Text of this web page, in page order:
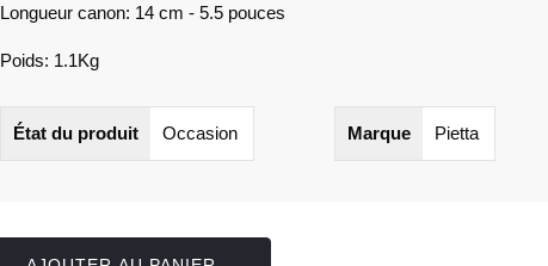
Longueur canon: 14 cm - 5.5 pouces
Poids: 1.1Kg
État du produit Occasion Marque Pietta